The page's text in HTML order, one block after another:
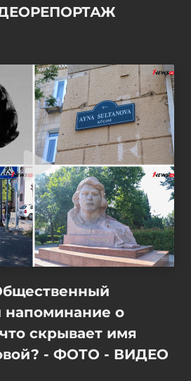
напоминание о
скрывает имя
- ФОТО - ВИДЕО